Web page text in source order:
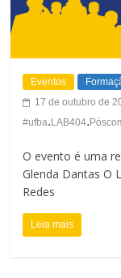
e
Eventos
17 de outubro de
#ufba. LAB404.
O evento é uma
Glenda Dantas O
Redes
Leia mais